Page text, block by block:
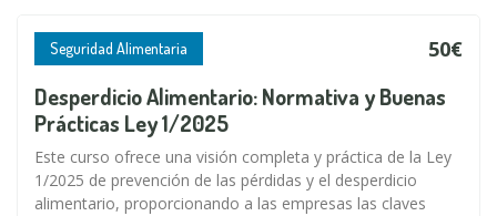
Seguridad Alimentaria 50€
Desperdicio Alimentario: Normativa y Buenas
Prácticas Ley 1/2025
Este curso ofrece una visión completa y práctica de la Ley
1/2025 de prevención de las pérdidas y el desperdicio
alimentario, proporcionando a las empresas las claves